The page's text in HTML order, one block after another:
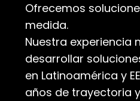
Ofrecemos
medida.
Nuestra experiencia
desarrollar
en Latinoamérica y
años de trayectoria